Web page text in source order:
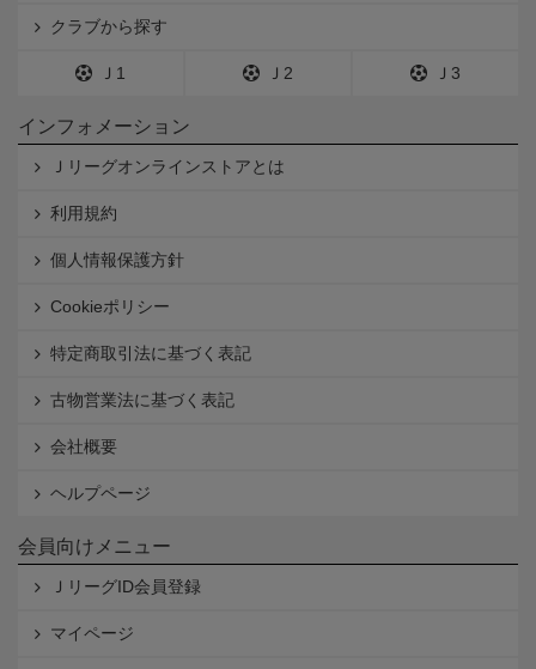
クラブから探す
Ｊ1 Ｊ2 Ｊ3
インフォメーション
Ｊリーグオンラインストアとは
利用規約
個人情報保護方針
Cookieポリシー
特定商取引法に基づく表記
古物営業法に基づく表記
会社概要
ヘルプページ
会員向けメニュー
ＪリーグID会員登録
マイページ